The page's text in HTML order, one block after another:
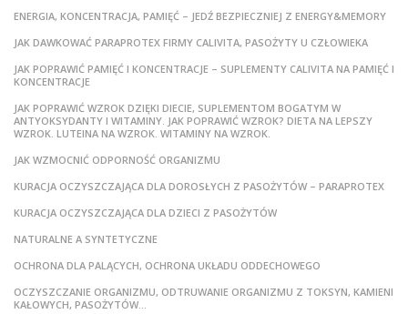
ENERGIA, KONCENTRACJA, PAMIĘĆ – JEDŹ BEZPIECZNIEJ Z ENERGY&MEMORY
JAK DAWKOWAĆ PARAPROTEX FIRMY CALIVITA, PASOŻYTY U CZŁOWIEKA
JAK POPRAWIĆ PAMIĘĆ I KONCENTRACJE – SUPLEMENTY CALIVITA NA PAMIĘĆ I
KONCENTRACJE
JAK POPRAWIĆ WZROK DZIĘKI DIECIE, SUPLEMENTOM BOGATYM W
ANTYOKSYDANTY I WITAMINY. JAK POPRAWIĆ WZROK? DIETA NA LEPSZY
WZROK. LUTEINA NA WZROK. WITAMINY NA WZROK.
JAK WZMOCNIĆ ODPORNOŚĆ ORGANIZMU
KURACJA OCZYSZCZAJĄCA DLA DOROSŁYCH Z PASOŻYTÓW – PARAPROTEX
KURACJA OCZYSZCZAJĄCA DLA DZIECI Z PASOŻYTÓW
NATURALNE A SYNTETYCZNE
OCHRONA DLA PALĄCYCH, OCHRONA UKŁADU ODDECHOWEGO
OCZYSZCZANIE ORGANIZMU, ODTRUWANIE ORGANIZMU Z TOKSYN, KAMIENI
KAŁOWYCH, PASOŻYTÓW…